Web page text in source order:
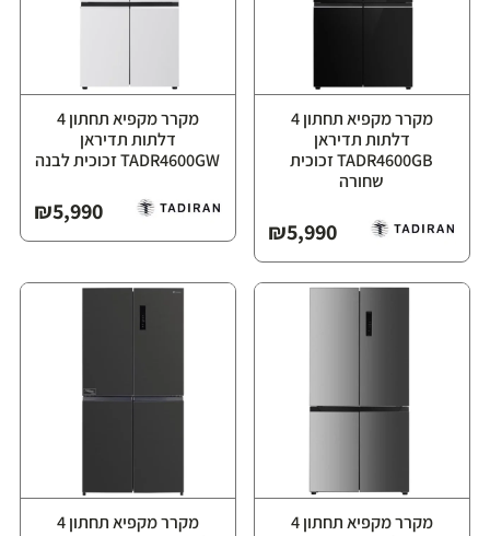
מקרר מקפיא תחתון 4
דלתות תדיראן
TADR4600GB זכוכית
שחורה
₪5,990
מקרר מקפיא תחתון 4
דלתות תדיראן
TADR4600GW זכוכית לבנה
₪5,990
מקרר מקפיא תחתון 4
מקרר מקפיא תחתון 4